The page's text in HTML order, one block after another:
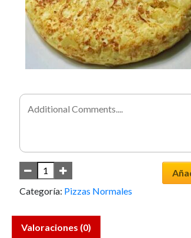
Categoría: Pizzas Normales
Valoraciones (0)